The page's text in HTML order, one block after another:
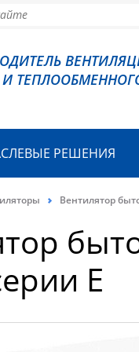
РЕШЕНИЯ
Вентилятор
Е